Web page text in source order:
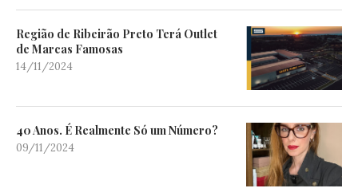
Região de Ribeirão Preto Terá Outlet
de Marcas Famosas
14/11/2024
40 Anos. É Realmente Só um Número?
09/11/2024